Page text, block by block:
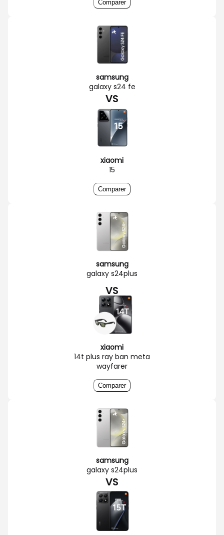
Comparer
samsung
galaxy s24 fe
VS
xiaomi
15
Comparer
samsung
galaxy s24plus
VS
xiaomi
14t plus ray ban meta
wayfarer
Comparer
samsung
galaxy s24plus
VS